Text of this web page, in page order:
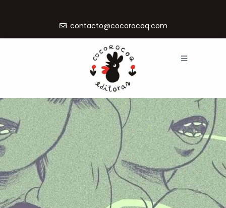
contacto@cocorocoq.com